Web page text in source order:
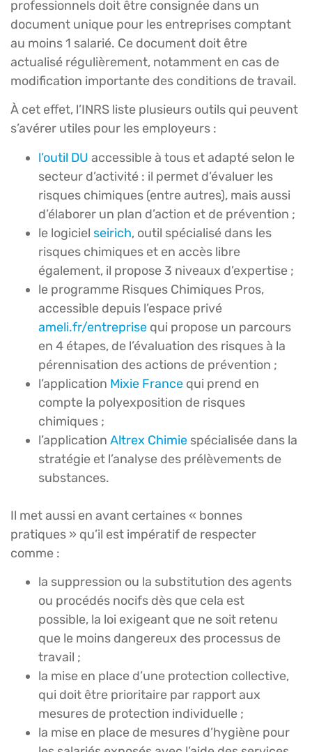
professionnels doit être consignée dans un
document unique pour les entreprises comptant
au moins 1 salarié. Ce document doit être
actualisé régulièrement, notamment en cas de
modification importante des conditions de travail.
À cet effet, l’INRS liste plusieurs outils qui peuvent
s’avérer utiles pour les employeurs :
l’outil DU accessible à tous et adapté selon le
secteur d’activité : il permet d’évaluer les
risques chimiques (entre autres), mais aussi
d’élaborer un plan d’action et de prévention ;
le logiciel seirich, outil spécialisé dans les
risques chimiques et en accès libre
également, il propose 3 niveaux d’expertise ;
le programme Risques Chimiques Pros,
accessible depuis l’espace privé
ameli.fr/entreprise qui propose un parcours
en 4 étapes, de l’évaluation des risques à la
pérennisation des actions de prévention ;
l’application Mixie France qui prend en
compte la polyexposition de risques
chimiques ;
l’application Altrex Chimie spécialisée dans la
stratégie et l’analyse des prélèvements de
substances.
Il met aussi en avant certaines « bonnes
pratiques » qu’il est impératif de respecter
comme :
la suppression ou la substitution des agents
ou procédés nocifs dès que cela est
possible, la loi exigeant que ne soit retenu
que le moins dangereux des processus de
travail ;
la mise en place d’une protection collective,
qui doit être prioritaire par rapport aux
mesures de protection individuelle ;
la mise en place de mesures d’hygiène pour